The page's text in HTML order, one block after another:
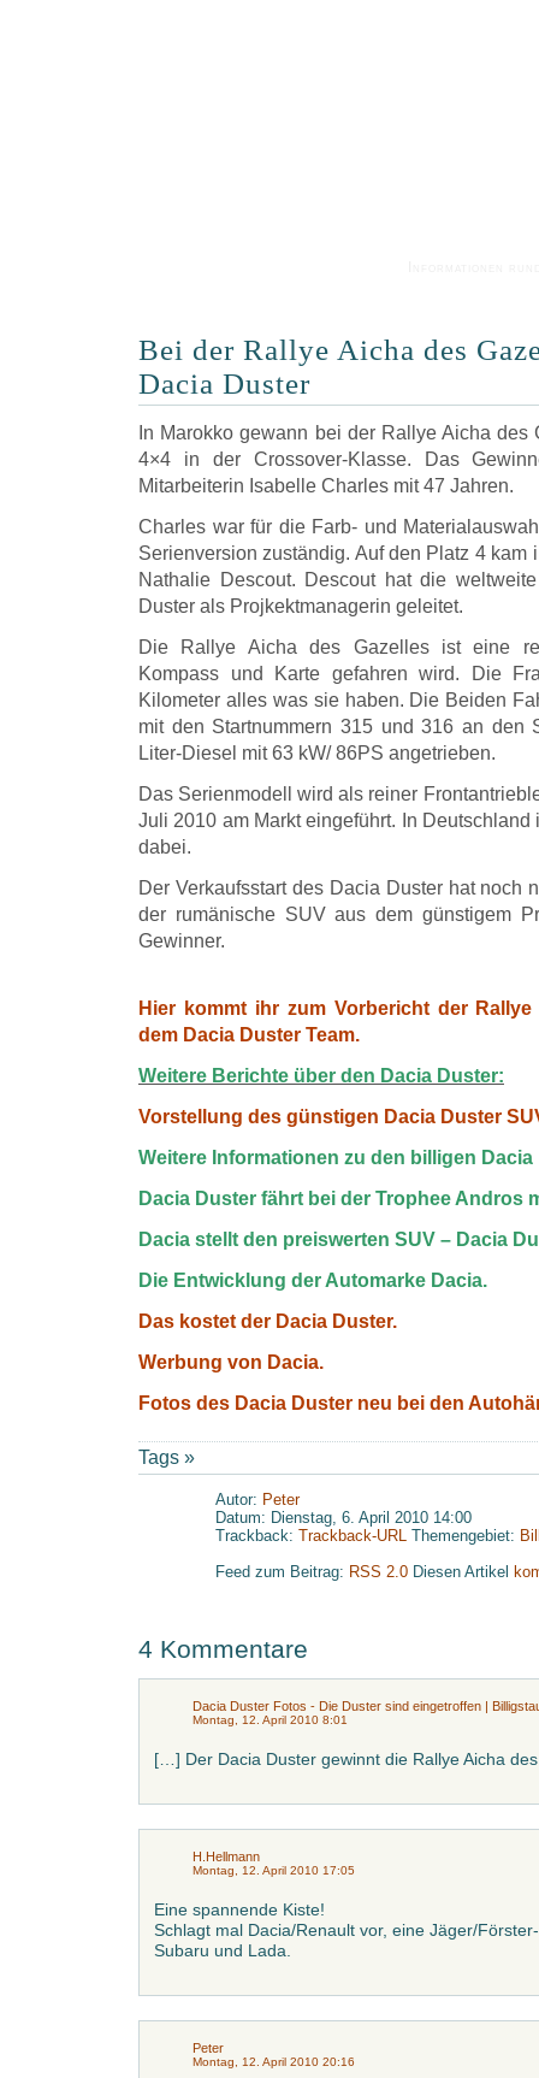
Bei der Rallye Aicha des
Dacia Duster
In Marokko gewann bei der Rallye Aicha
4×4 in der Crossover-Klasse. Das
Mitarbeiterin Isabelle Charles mit 47 Jahren.
Charles war für die Farb- und
Serienversion zuständig. Auf den Platz 4
Nathalie Descout. Descout hat die
Duster als Projkektmanagerin geleitet.
Die Rallye Aicha des Gazelles ist eine
Kompass und Karte gefahren wird. Die
Kilometer alles was sie haben. Die Beiden
mit den Startnummern 315 und 316 an den
Liter-Diesel mit 63 kW/ 86PS angetrieben.
Das Serienmodell wird als reiner
Juli 2010 am Markt eingeführt. In Deutschland
dabei.
Der Verkaufsstart des Dacia Duster hat noch
der rumänische SUV aus dem günstigem
Gewinner.
Hier kommt ihr zum Vorbericht der
dem Dacia Duster Team.
Weitere Berichte über den Dacia Duster:
Vorstellung des günstigen Dacia Duster
Weitere Informationen zu den billigen Dacia
Dacia Duster fährt bei der Trophee Andros
Dacia stellt den preiswerten SUV – Dacia
Die Entwicklung der Automarke Dacia.
Das kostet der Dacia Duster.
Werbung von Dacia.
Fotos des Dacia Duster neu bei den
Tags »
Autor: Peter
Datum: Dienstag, 6. April 2010 14:00
Trackback: Trackback-URL Themengebiet:
Feed zum Beitrag: RSS 2.0 Diesen Artikel
4 Kommentare
Dacia Duster Fotos - Die Duster sind eingetroffen |
Montag, 12. April 2010 8:01
[…] Der Dacia Duster gewinnt die Rallye Aicha
H.Hellmann
Montag, 12. April 2010 17:05
Eine spannende Kiste!
Schlagt mal Dacia/Renault vor, eine Jäger/
Subaru und Lada.
Peter
Montag, 12. April 2010 20:16